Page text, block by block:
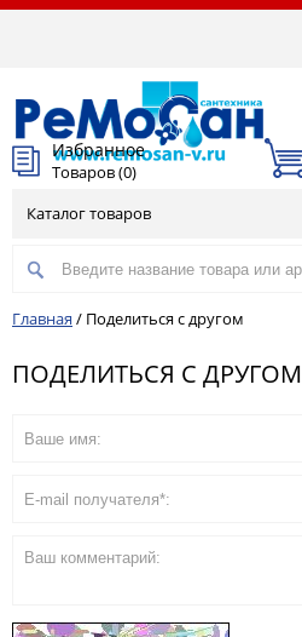
Избранное
Товаров (0)
Каталог товаров
Главная / Поделиться с другом
ПОДЕЛИТЬСЯ С ДРУГОМ